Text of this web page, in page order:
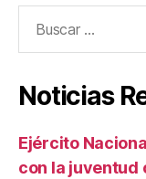
Noticias
Ejército
con la juventud